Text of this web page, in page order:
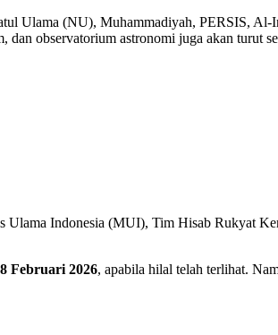
Ulama (NU), Muhammadiyah, PERSIS,
observatorium astronomi juga akan turut
Indonesia (MUI), Tim Hisab Rukyat
Februari 2026, apabila hilal telah terlihat.